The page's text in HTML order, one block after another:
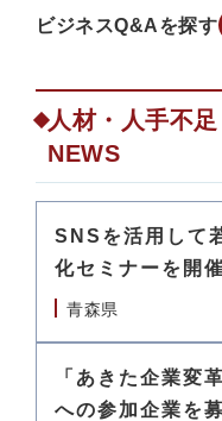
ビジネスQ&Aを探す
人材・人手不
NEWS
SNSを活用して
化セミナーを開催
青森県
「あきた企業変
への参加企業を